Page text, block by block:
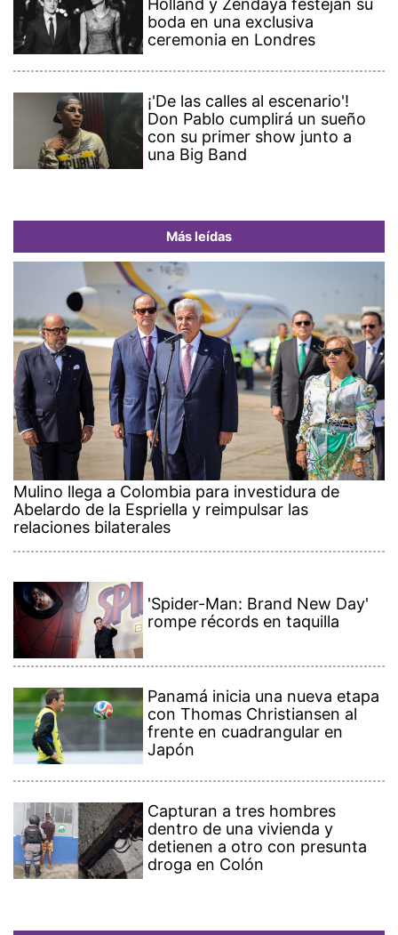
boda en una exclusiva
ceremonia en Londres
¡'De las calles al escenario'!
Don Pablo cumplirá un sueño
con su primer show junto a
una Big Band
Más leídas
Mulino llega a Colombia para investidura de
Abelardo de la Espriella y reimpulsar las
relaciones bilaterales
'Spider-Man: Brand New Day'
rompe récords en taquilla
Panamá inicia una nueva etapa
con Thomas Christiansen al
frente en cuadrangular en
Japón
Capturan a tres hombres
dentro de una vivienda y
detienen a otro con presunta
droga en Colón